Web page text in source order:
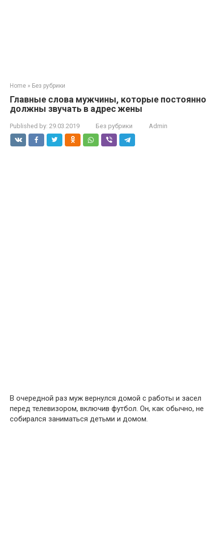
Home » Без рубрики
Главные слова мужчины, которые постоянно
должны звучать в адрес жены
Published by: 29.03.2019 Без рубрики Admin
В очередной раз муж вернулся домой с работы и засел
перед телевизором, включив футбол. Он, как обычно, не
собирался заниматься детьми и домом.